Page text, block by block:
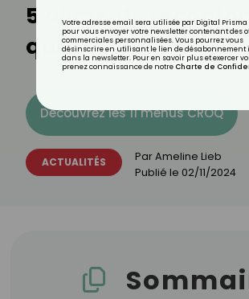
5 aliments
qui ne font pas
Découvrez les 11 menus CROQ
ACTUALITÉS ParAmeline Lieb
Publié le 02/11/2024
Votre adresse email sera utilisée par Digital Prisma
pour vous envoyer votre newsletter contenant des
commerciales personnalisées. Vous pourrez vous
désinscrire en utilisant le lien de désabonnement
dans la newsletter. Pour en savoir plus et exercer
prenez connaissance de notre Charte de